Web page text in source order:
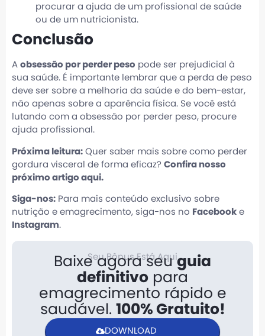
procurar a ajuda de um profissional de saúde
ou de um nutricionista.
Conclusão
A obsessão por perder peso pode ser prejudicial à
sua saúde. É importante lembrar que a perda de peso
deve ser sobre a melhoria da saúde e do bem-estar,
não apenas sobre a aparência física. Se você está
lutando com a obsessão por perder peso, procure
ajuda profissional.
Próxima leitura: Quer saber mais sobre como perder
gordura visceral de forma eficaz? Confira nosso
próximo artigo aqui.
Siga-nos: Para mais conteúdo exclusivo sobre
nutrição e emagrecimento, siga-nos no Facebook e
Instagram.
Seu Bônus Está Aqui
Baixe agora seuguia
definitivo para
emagrecimento rápido e
saudável. 100% Gratuito!
DOWNLOAD